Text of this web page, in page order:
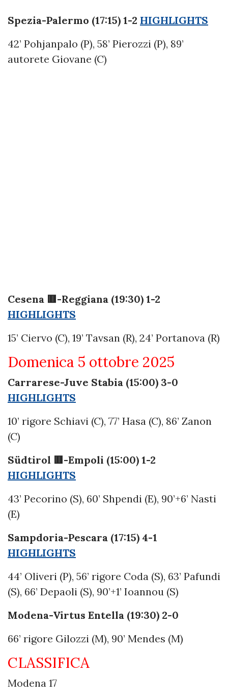
Spezia-Palermo (17:15) 1-2 HIGHLIGHTS
42’ Pohjanpalo (P), 58’ Pierozzi (P), 89’
autorete Giovane (C)
Cesena 🟥-Reggiana (19:30) 1-2
HIGHLIGHTS
15’ Ciervo (C), 19’ Tavsan (R), 24’ Portanova (R)
Domenica 5 ottobre 2025
Carrarese-Juve Stabia (15:00) 3-0
HIGHLIGHTS
10’ rigore Schiavi (C), 77’ Hasa (C), 86’ Zanon
(C)
Südtirol 🟥-Empoli (15:00) 1-2
HIGHLIGHTS
43’ Pecorino (S), 60’ Shpendi (E), 90’+6’ Nasti
(E)
Sampdoria-Pescara (17:15) 4-1
HIGHLIGHTS
44’ Oliveri (P), 56’ rigore Coda (S), 63’ Pafundi
(S), 66’ Depaoli (S), 90’+1’ Ioannou (S)
Modena-Virtus Entella (19:30) 2-0
66’ rigore Gilozzi (M), 90’ Mendes (M)
CLASSIFICA
Modena 17